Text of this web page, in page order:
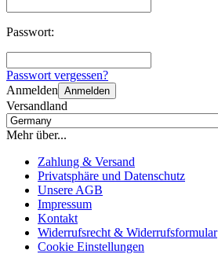
Passwort:
Passwort vergessen?
Anmelden Anmelden
Versandland
Mehr über...
Zahlung & Versand
Privatsphäre und Datenschutz
Unsere AGB
Impressum
Kontakt
Widerrufsrecht & Widerrufsformular
Cookie Einstellungen